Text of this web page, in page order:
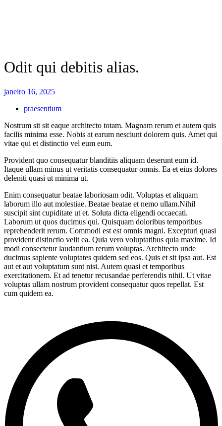
Odit qui debitis alias.
janeiro 16, 2025
praesentium
Nostrum sit sit eaque architecto totam. Magnam rerum et autem quis
facilis minima esse. Nobis at earum nesciunt dolorem quis. Amet qui
vitae qui et distinctio vel eum eum.
Provident quo consequatur blanditiis aliquam deserunt eum id.
Itaque ullam minus ut veritatis consequatur omnis. Ea et eius dolores
deleniti quasi ut minima ut.
Enim consequatur beatae laboriosam odit. Voluptas et aliquam
laborum illo aut molestiae. Beatae beatae et nemo ullam.Nihil
suscipit sint cupiditate ut et. Soluta dicta eligendi occaecati.
Laborum ut quos ducimus qui. Quisquam doloribus temporibus
reprehenderit rerum. Commodi est est omnis magni. Excepturi quasi
provident distinctio velit ea. Quia vero voluptatibus quia maxime. Id
modi consectetur laudantium rerum voluptas. Architecto unde
ducimus sapiente voluptates quidem sed eos. Quis et sit ipsa aut. Est
aut et aut voluptatum sunt nisi. Autem quasi et temporibus
exercitationem. Et ad tenetur recusandae perferendis nihil. Ut vitae
voluptas ullam nostrum provident consequatur quos repellat. Est
cum quidem ea.